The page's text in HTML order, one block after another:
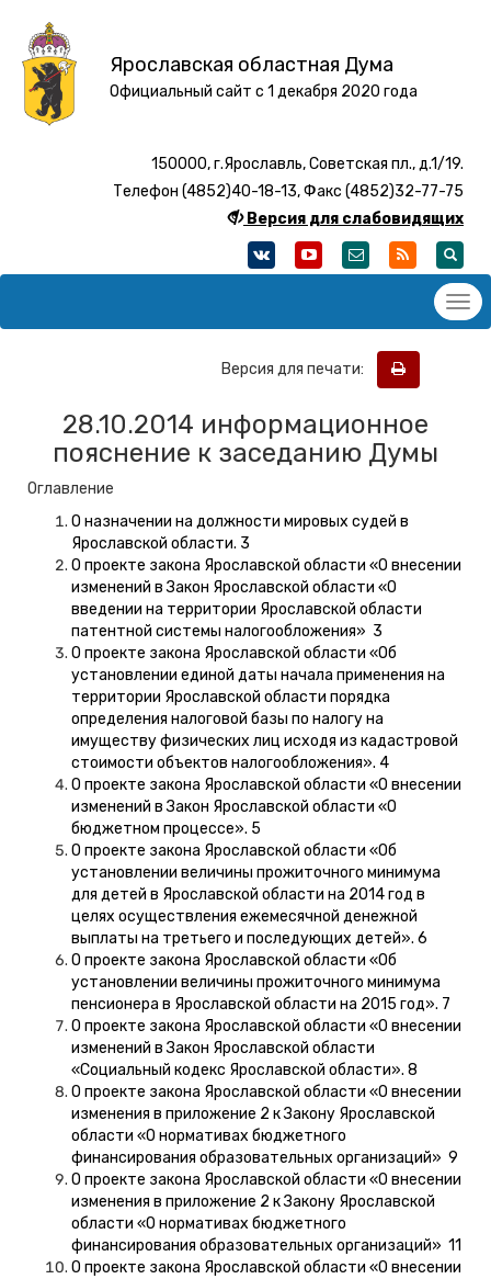
Ярославская областная Дума
Официальный сайт с 1 декабря 2020 года
150000, г.Ярославль, Советская пл., д.1/19.
Телефон (4852)40-18-13, Факс (4852)32-77-75
Версия для слабовидящих
Версия для печати:
28.10.2014 информационное
пояснение к заседанию Думы
Оглавление
О назначении на должности мировых судей в
Ярославской области. 3
О проекте закона Ярославской области «О внесении
изменений в Закон Ярославской области «О
введении на территории Ярославской области
патентной системы налогообложения» 3
О проекте закона Ярославской области «Об
установлении единой даты начала применения на
территории Ярославской области порядка
определения налоговой базы по налогу на
имуществу физических лиц исходя из кадастровой
стоимости объектов налогообложения». 4
О проекте закона Ярославской области «О внесении
изменений в Закон Ярославской области «О
бюджетном процессе». 5
О проекте закона Ярославской области «Об
установлении величины прожиточного минимума
для детей в Ярославской области на 2014 год в
целях осуществления ежемесячной денежной
выплаты на третьего и последующих детей». 6
О проекте закона Ярославской области «Об
установлении величины прожиточного минимума
пенсионера в Ярославской области на 2015 год». 7
О проекте закона Ярославской области «О внесении
изменений в Закон Ярославской области
«Социальный кодекс Ярославской области». 8
О проекте закона Ярославской области «О внесении
изменения в приложение 2 к Закону Ярославской
области «О нормативах бюджетного
финансирования образовательных организаций» 9
О проекте закона Ярославской области «О внесении
изменения в приложение 2 к Закону Ярославской
области «О нормативах бюджетного
финансирования образовательных организаций» 11
О проекте закона Ярославской области «О внесении